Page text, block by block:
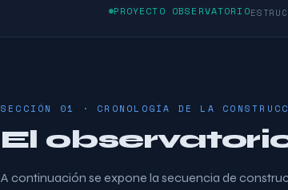
PROYECTO OBSERVATORIO
SECCIÓN 01 · CRONOLOGÍA DE LA
El
A continuación se expone la secuencia de